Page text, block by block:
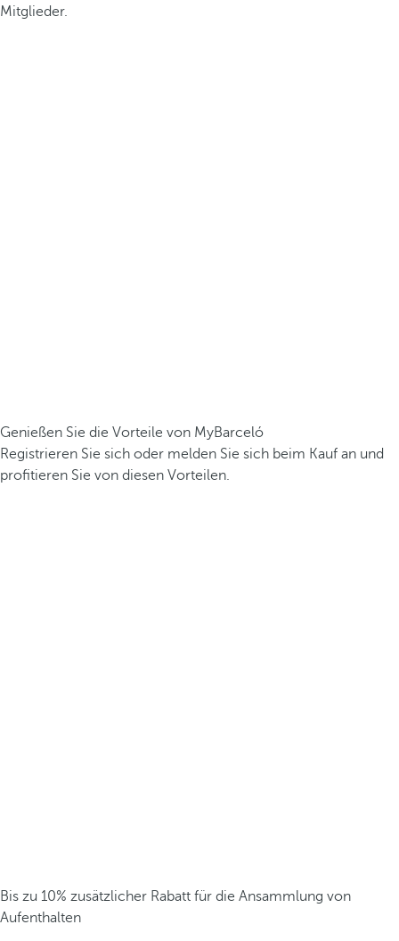
Mitglieder.
Genießen Sie die Vorteile von MyBarceló
Registrieren Sie sich oder melden Sie sich beim Kauf an und
profitieren Sie von diesen Vorteilen.
Bis zu 10% zusätzlicher Rabatt für die Ansammlung von
Aufenthalten